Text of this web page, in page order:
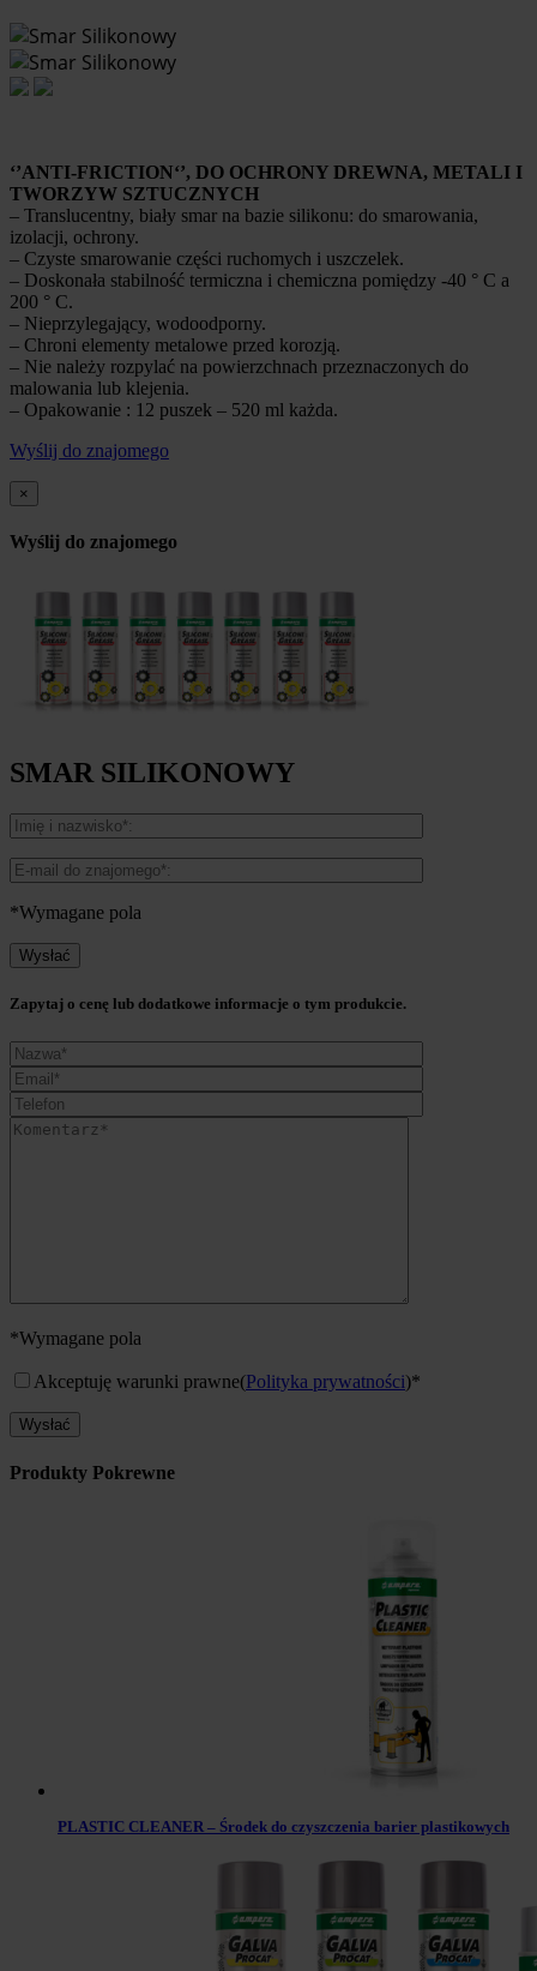
‘’ANTI-FRICTION‘’, DO OCHRONY DREWNA, METALI I
TWORZYW SZTUCZNYCH
– Translucentny, biały smar na bazie silikonu: do smarowania,
izolacji, ochrony.
– Czyste smarowanie części ruchomych i uszczelek.
– Doskonała stabilność termiczna i chemiczna pomiędzy -40 ° C a
200 ° C.
– Nieprzylegający, wodoodporny.
– Chroni elementy metalowe przed korozją.
– Nie należy rozpylać na powierzchnach przeznaczonych do
malowania lub klejenia.
– Opakowanie : 12 puszek – 520 ml każda.
Wyślij do znajomego
×
Wyślij do znajomego
SMAR SILIKONOWY
*Wymagane pola
Zapytaj o cenę lub dodatkowe informacje o tym produkcie.
*Wymagane pola
Akceptuję warunki prawne(Polityka prywatności)*
Produkty Pokrewne
PLASTIC CLEANER – Środek do czyszczenia barier plastikowych